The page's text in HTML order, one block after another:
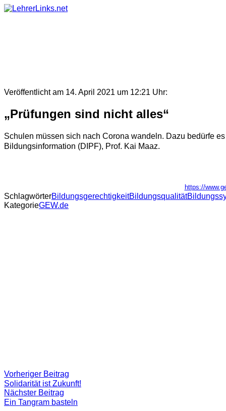
Skip
Veröffentlicht am 14. April 2021 um 12:21 Uhr:
„Prüfungen sind nicht alles“
Schulen müssen sich nach Corona wandeln. Dazu bedürfe
Bildungsinformation (DIPF), Prof. Kai Maaz.
https://
SchlagwörterBildungsgerechtigkeitBildungsqualität
KategorieGEW.de
Beitragsnavigation
Vorheriger Beitrag
Beitrag:
Solidarität ist Zukunft!
Nächster Beitrag
Beitrag
Ein Tangram basteln